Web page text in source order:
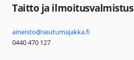
Taitto ja ilmoitusvalmistus
aineisto@seutumajakka.fi
0440 470 127